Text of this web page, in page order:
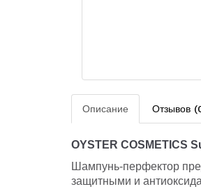
Описание Отзывов
OYSTER COSMETICS
Шампунь-перфектор
защитными и